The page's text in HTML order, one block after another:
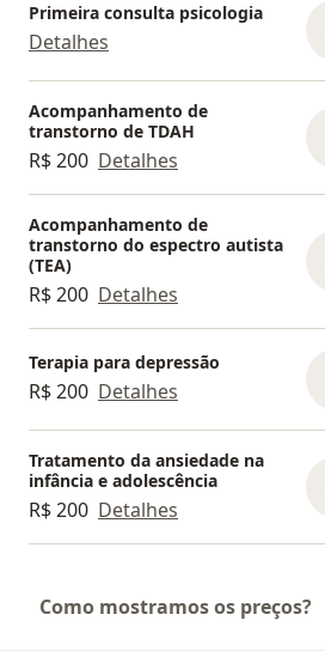
Primeira consulta psicologia
Detalhes
Acompanhamento de
transtorno de TDAH
R$ 200 Detalhes
Acompanhamento de
transtorno do espectro autista
(TEA)
R$ 200 Detalhes
Terapia para depressão
R$ 200 Detalhes
Tratamento da ansiedade na
infância e adolescência
R$ 200 Detalhes
Como mostramos os preços?